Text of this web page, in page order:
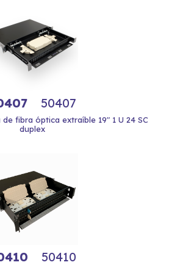
50407
fibra óptica extraíble 19" 1 U 24 SC
duplex
50410